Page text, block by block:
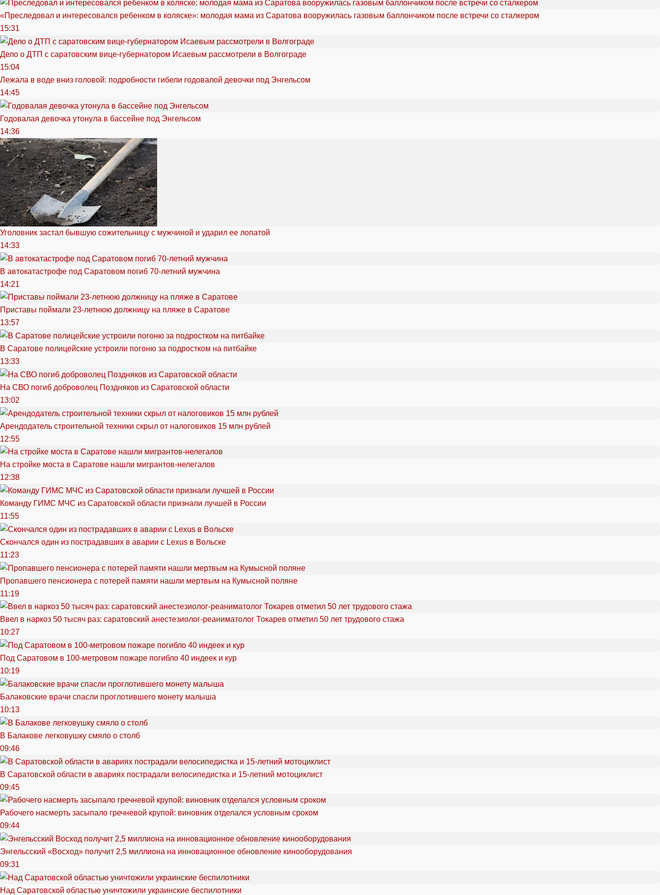
«Преследовал и интересовался ребенком в коляске»: молодая мама из Саратова вооружилась газовым баллончиком после встречи со сталкером
15:31
Дело о ДТП с саратовским вице-губернатором Исаевым рассмотрели в Волгограде
15:04
Лежала в воде вниз головой: подробности гибели годовалой девочки под Энгельсом
14:45
Годовалая девочка утонула в бассейне под Энгельсом
14:36
Уголовник застал бывшую сожительницу с мужчиной и ударил ее лопатой
14:33
В автокатастрофе под Саратовом погиб 70-летний мужчина
14:21
Приставы поймали 23-летнюю должницу на пляже в Саратове
13:57
В Саратове полицейские устроили погоню за подростком на питбайке
13:33
На СВО погиб доброволец Поздняков из Саратовской области
13:02
Арендодатель строительной техники скрыл от налоговиков 15 млн рублей
12:55
На стройке моста в Саратове нашли мигрантов-нелегалов
12:38
Команду ГИМС МЧС из Саратовской области признали лучшей в России
11:55
Скончался один из пострадавших в аварии c Lexus в Вольске
11:23
Пропавшего пенсионера с потерей памяти нашли мертвым на Кумысной поляне
11:19
Ввел в наркоз 50 тысяч раз: саратовский анестезиолог-реаниматолог Токарев отметил 50 лет трудового стажа
10:27
Под Саратовом в 100-метровом пожаре погибло 40 индеек и кур
10:19
Балаковские врачи спасли проглотившего монету малыша
10:13
В Балакове легковушку смяло о столб
09:46
В Саратовской области в авариях пострадали велосипедистка и 15-летний мотоциклист
09:45
Рабочего насмерть засыпало гречневой крупой: виновник отделался условным сроком
09:44
Энгельсский «Восход» получит 2,5 миллиона на инновационное обновление кинооборудования
09:31
Над Саратовской областью уничтожили украинские беспилотники